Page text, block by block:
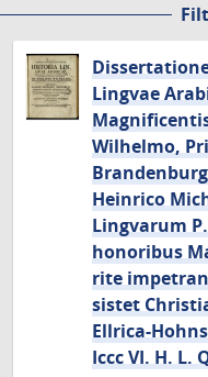
Lingvae
Wilhelmo,
Heinrico
Lingvarum
honoribus
rite
sistet
Ellrica-
Iccc VI. H. L.